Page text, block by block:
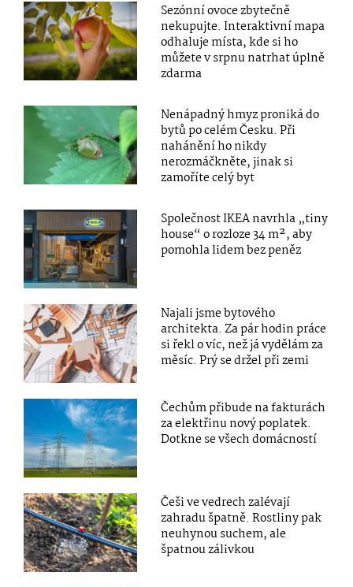
Sezónní ovoce zbytečně
nekupujte. Interaktivní mapa
odhaluje místa, kde si ho
můžete v srpnu natrhat úplně
zdarma
Nenápadný hmyz proniká do
bytů po celém Česku. Při
nahánění ho nikdy
nerozmáčkněte, jinak si
zamoříte celý byt
Společnost IKEA navrhla „tiny
house“ o rozloze 34 m², aby
pomohla lidem bez peněz
Najali jsme bytového
architekta. Za pár hodin práce
si řekl o víc, než já vydělám za
měsíc. Prý se držel při zemi
Čechům přibude na fakturách
za elektřinu nový poplatek.
Dotkne se všech domácností
Češi ve vedrech zalévají
zahradu špatně. Rostliny pak
neuhynou suchem, ale
špatnou zálivkou